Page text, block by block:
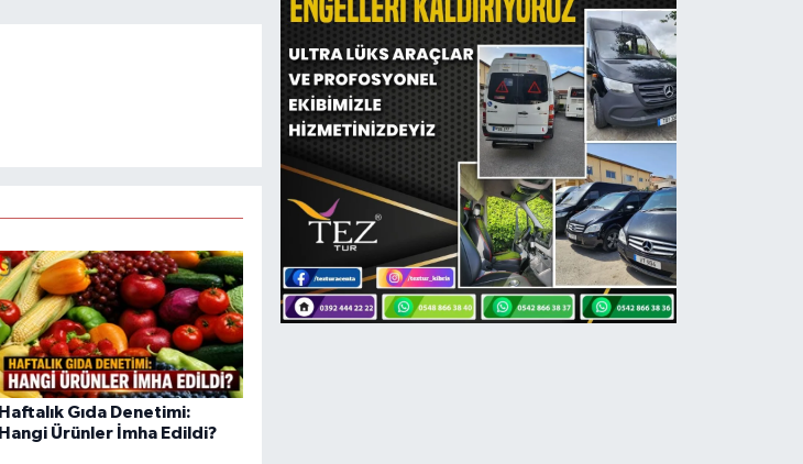
Haftalık Gıda Denetimi:
Hangi Ürünler İmha Edildi?